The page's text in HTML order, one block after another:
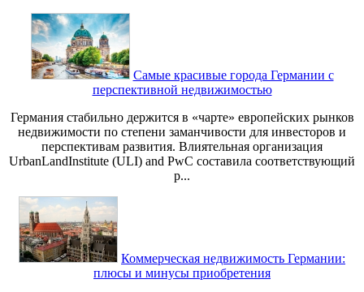
Самые красивые города Германии с
перспективной недвижимостью
Германия стабильно держится в «чарте» европейских рынков
недвижимости по степени заманчивости для инвесторов и
перспективам развития. Влиятельная организация
UrbanLandInstitute (ULI) and PwC составила соответствующий
р...
Коммерческая недвижимость Германии:
плюсы и минусы приобретения